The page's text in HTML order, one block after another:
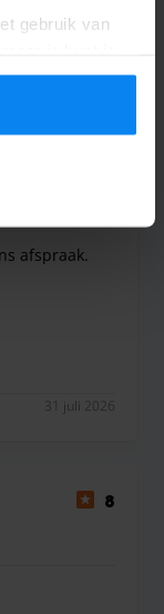
gebruik van
voor alle
afspraak.
31 juli 2026
8